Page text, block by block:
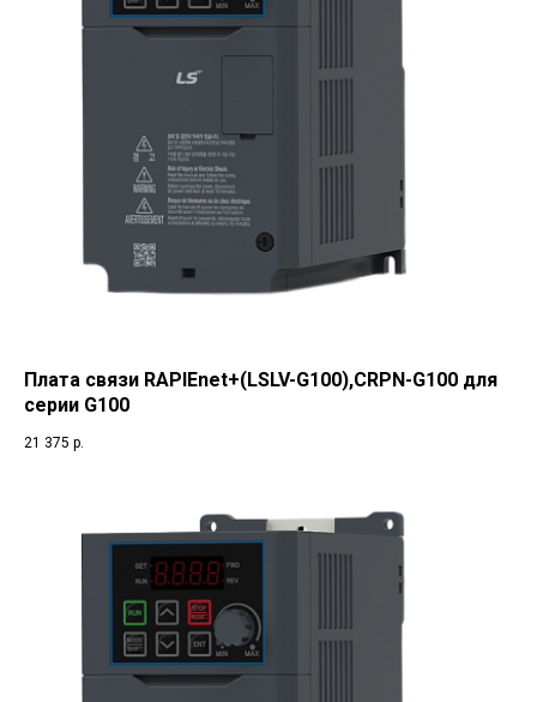
Плата связи RAPIEnet+(LSLV-G100),CRPN-G100 для
серии G100
21 375 р.